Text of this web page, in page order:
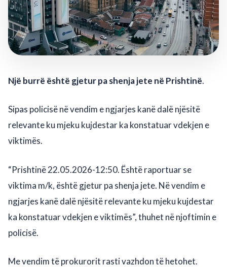
Një burrë është gjetur pa shenja jete në Prishtinë.
Sipas policisë në vendim e ngjarjes kanë dalë njësitë
relevante ku mjeku kujdestar ka konstatuar vdekjen e
viktimës.
“Prishtinë 22.05.2026-12:50. Është raportuar se
viktima m/k, është gjetur pa shenja jete. Në vendim e
ngjarjes kanë dalë njësitë relevante ku mjeku kujdestar
ka konstatuar vdekjen e viktimës”, thuhet në njoftimin e
policisë.
Me vendim të prokurorit rasti vazhdon të hetohet.